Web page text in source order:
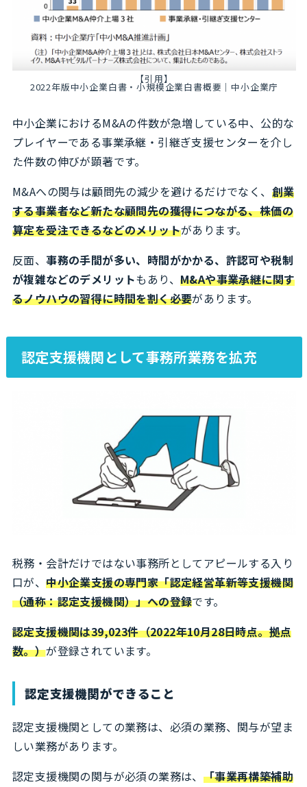
【引用】
2022年版中小企業白書・小規模企業白書概要｜中小企業庁
中小企業におけるM&Aの件数が急増している中、公的な
プレイヤーである事業承継・引継ぎ支援センターを介し
た件数の伸びが顕著です。
M&Aへの関与は顧問先の減少を避けるだけでなく、 創業
する事業者など新たな顧問先の獲得につながる、株価の
算定を受注できるなどのメリットがあります。
反面、事務の手間が多い、時間がかかる、許認可や税制
が複雑などのデメリットもあり、 M&Aや事業承継に関す
るノウハウの習得に時間を割く必要があります。
認定支援機関として事務所業務を拡充
税務・会計だけではない事務所としてアピールする入り
口が、中小企業支援の専門家「認定経営革新等支援機関
（通称：認定支援機関）」への登録です。
認定支援機関は39,023件（2022年10月28日時点。拠点
数。）が登録されています。
認定支援機関ができること
認定支援機関としての業務は、必須の業務、関与が望ま
しい業務があります。
認定支援機関の関与が必須の業務は、 「事業再構築補助